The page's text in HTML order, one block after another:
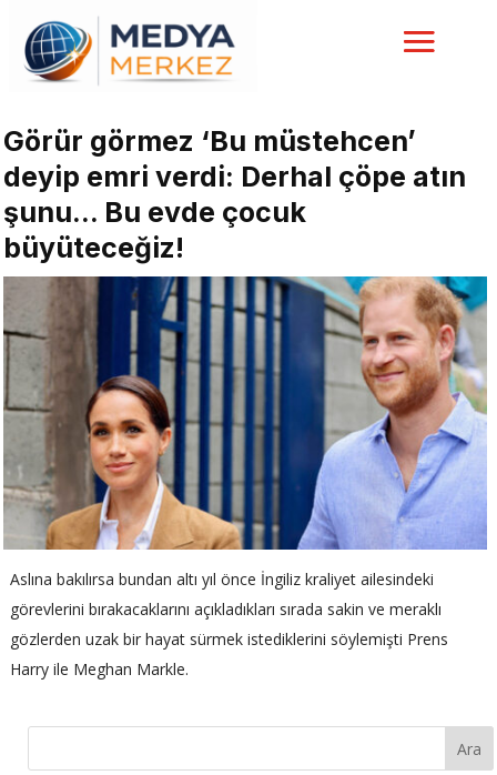
Görür görmez ‘Bu müstehcen’
deyip emri verdi: Derhal çöpe atın
şunu… Bu evde çocuk
büyüteceğiz!
Aslına bakılırsa bundan altı yıl önce İngiliz kraliyet ailesindeki
görevlerini bırakacaklarını açıkladıkları sırada sakin ve meraklı
gözlerden uzak bir hayat sürmek istediklerini söylemişti Prens
Harry ile Meghan Markle.
Ara